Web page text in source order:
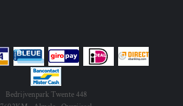
Bedrijvenpark Twente 448